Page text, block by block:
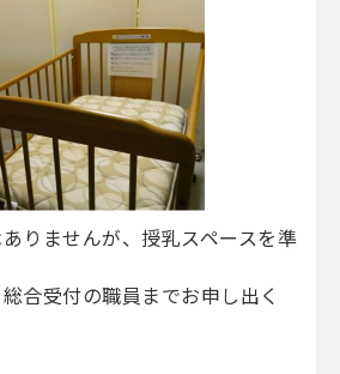
りませんが、授乳スペースを準
合受付の職員までお申し出く